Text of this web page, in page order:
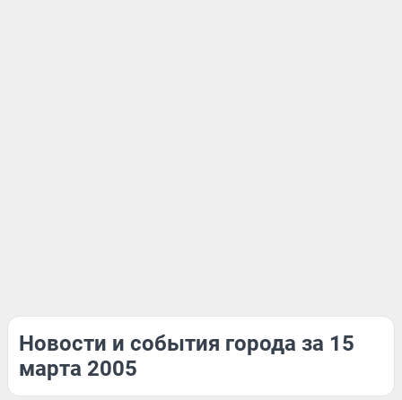
Новости и события города за 15
марта 2005